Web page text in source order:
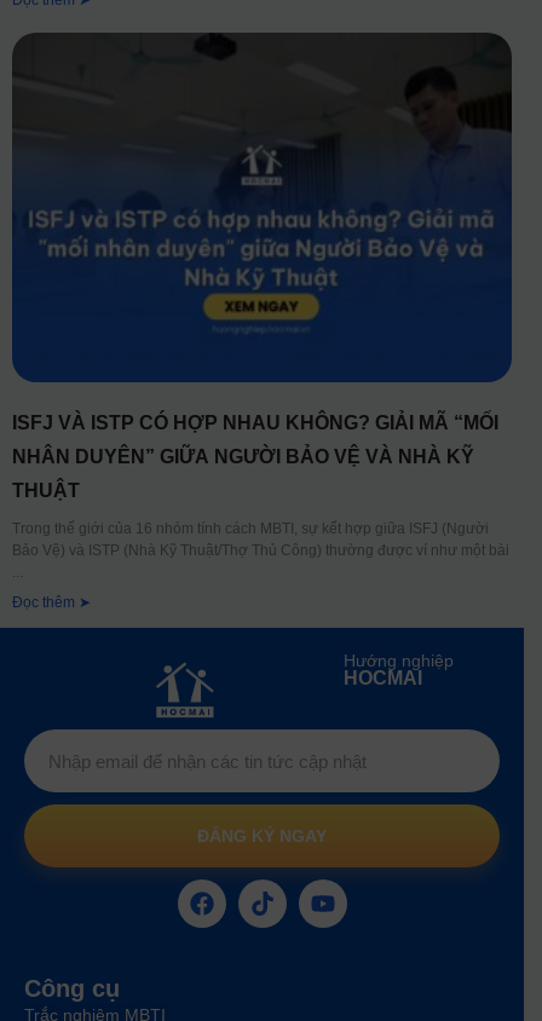
ISFJ VÀ ISTP CÓ HỢP NHAU KHÔNG? GIẢI MÃ “MỐI
NHÂN DUYÊN” GIỮA NGƯỜI BẢO VỆ VÀ NHÀ KỸ
THUẬT
Trong thế giới của 16 nhóm tính cách MBTI, sự kết hợp giữa ISFJ (Người
Bảo Vệ) và ISTP (Nhà Kỹ Thuật/Thợ Thủ Công) thường được ví như một bài
Đọc thêm ➤
Hướng nghiệp
HOCMAI
ĐĂNG KÝ NGAY
Công cụ
Trắc nghiệm MBTI